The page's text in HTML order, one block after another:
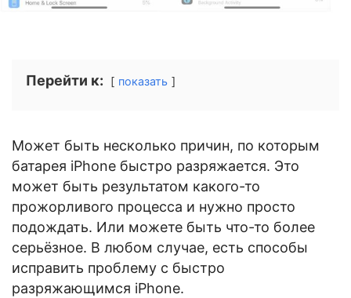
Перейти к: показать
Может быть несколько причин, по которым
батарея iPhone быстро разряжается. Это
может быть результатом какого-то
прожорливого процесса и нужно просто
подождать. Или можете быть что-то более
серьёзное. В любом случае, есть способы
исправить проблему с быстро
разряжающимся iPhone.